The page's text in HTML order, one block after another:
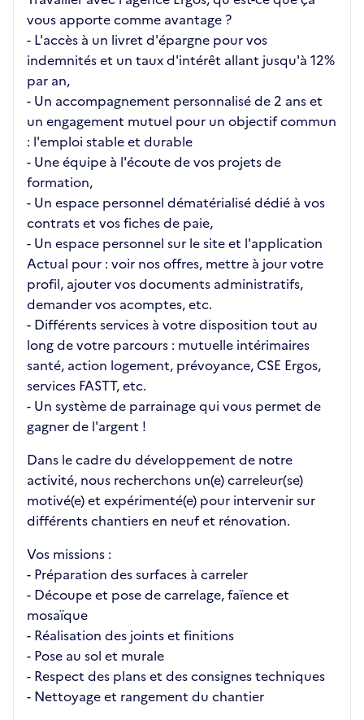
vous apporte comme avantage ?
- L'accès à un livret d'épargne pour vos
indemnités et un taux d'intérêt allant jusqu'à 12%
par an,
- Un accompagnement personnalisé de 2 ans et
un engagement mutuel pour un objectif commun
: l'emploi stable et durable
- Une équipe à l'écoute de vos projets de
formation,
- Un espace personnel dématérialisé dédié à vos
contrats et vos fiches de paie,
- Un espace personnel sur le site et l'application
Actual pour : voir nos offres, mettre à jour votre
profil, ajouter vos documents administratifs,
demander vos acomptes, etc.
- Différents services à votre disposition tout au
long de votre parcours : mutuelle intérimaires
santé, action logement, prévoyance, CSE Ergos,
services FASTT, etc.
- Un système de parrainage qui vous permet de
gagner de l'argent !
Dans le cadre du développement de notre
activité, nous recherchons un(e) carreleur(se)
motivé(e) et expérimenté(e) pour intervenir sur
différents chantiers en neuf et rénovation.
Vos missions :
- Préparation des surfaces à carreler
- Découpe et pose de carrelage, faïence et
mosaïque
- Réalisation des joints et finitions
- Pose au sol et murale
- Respect des plans et des consignes techniques
- Nettoyage et rangement du chantier